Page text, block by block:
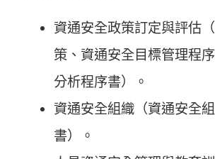
資通安全政策訂定與評估
策、資通安全目標管理程
分析程序書）。
資通安全組織（資通安全
書）。